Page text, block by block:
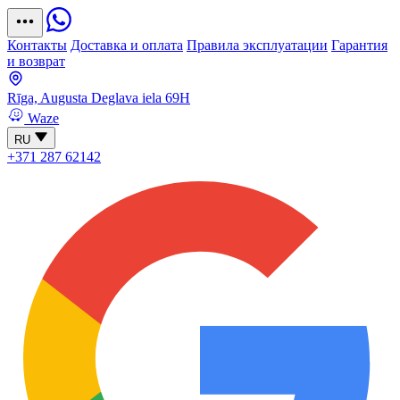
Контакты Доставка и оплата Правила эксплуатации Гарантия
и возврат
Rīga, Augusta Deglava iela 69H
Waze
RU
+371 287 62142